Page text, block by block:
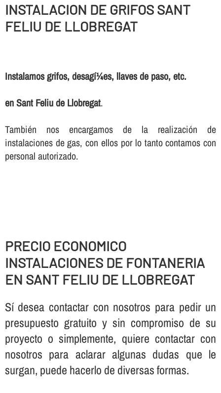
INSTALACION DE GRIFOS SANT
FELIU DE LLOBREGAT
Instalamos grifos, desagí¼es, llaves de paso, etc.
en Sant Feliu de Llobregat.
También nos encargamos de la realización de
instalaciones de gas, con ellos por lo tanto contamos con
personal autorizado.
PRECIO ECONOMICO
INSTALACIONES DE FONTANERIA
EN SANT FELIU DE LLOBREGAT
Sí­ desea contactar con nosotros para pedir un
presupuesto gratuito y sin compromiso de su
proyecto o simplemente, quiere contactar con
nosotros para aclarar algunas dudas que le
surgan, puede hacerlo de diversas formas.